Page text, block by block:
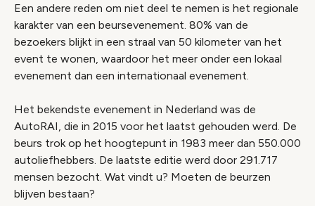
Een andere reden om niet deel te nemen is het regionale
karakter van een beursevenement. 80% van de
bezoekers blijkt in een straal van 50 kilometer van het
event te wonen, waardoor het meer onder een lokaal
evenement dan een internationaal evenement.
Het bekendste evenement in Nederland was de
AutoRAI, die in 2015 voor het laatst gehouden werd. De
beurs trok op het hoogtepunt in 1983 meer dan 550.000
autoliefhebbers. De laatste editie werd door 291.717
mensen bezocht. Wat vindt u? Moeten de beurzen
blijven bestaan?